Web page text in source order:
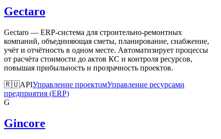
Gectaro
Gectaro — ERP-система для строительно-ремонтных
компаний, объединяющая сметы, планирование, снабжение,
учёт и отчётность в одном месте. Автоматизирует процессы
от расчёта стоимости до актов КС и контроля ресурсов,
повышая прибыльность и прозрачность проектов.
🇷🇺APIУправление проектомУправление ресурсами
предприятия (ERP)
G
Gincore